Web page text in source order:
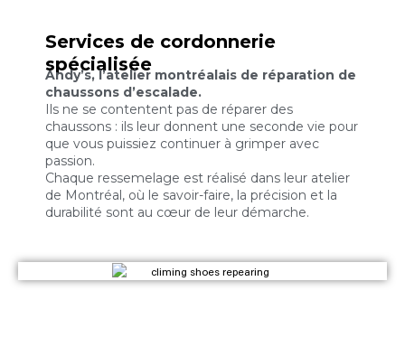
Services de cordonnerie
spécialisée
Andy’s, l’atelier montréalais de réparation de
chaussons d’escalade.
Ils ne se contentent pas de réparer des
chaussons : ils leur donnent une seconde vie pour
que vous puissiez continuer à grimper avec
passion.
Chaque ressemelage est réalisé dans leur atelier
de Montréal, où le savoir-faire, la précision et la
durabilité sont au cœur de leur démarche.